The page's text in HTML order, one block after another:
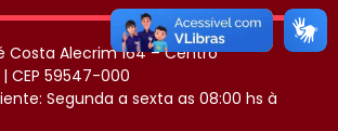
Costa Alecrim 164 – Centro
CEP 59547-000
Segunda a sexta as 08:00 hs à